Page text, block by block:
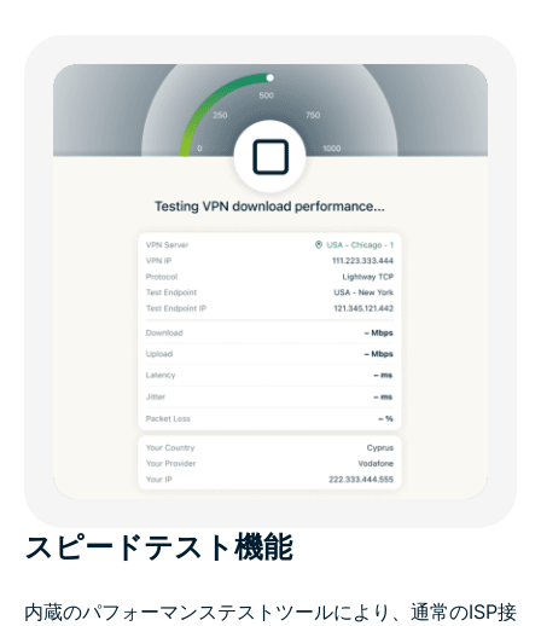
スピードテスト機能
内蔵のパフォーマンステストツールにより、通常のISP接